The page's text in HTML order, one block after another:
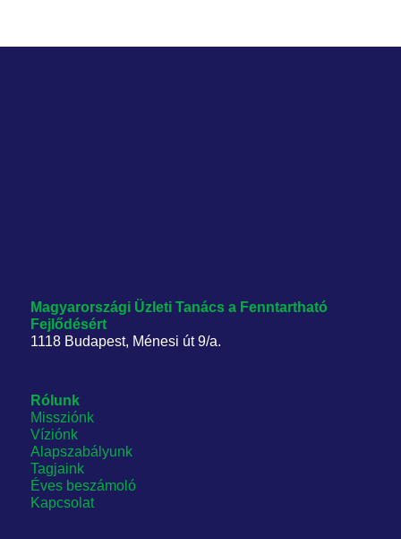
Magyarországi Üzleti Tanács a Fenntartható
Fejlődésért
1118 Budapest, Ménesi út 9/a.
Rólunk
Missziónk
Víziónk
Alapszabályunk
Tagjaink
Éves beszámoló
Kapcsolat